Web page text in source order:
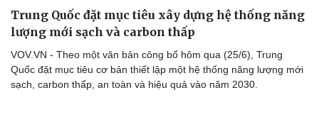
Trung Quốc đặt mục tiêu xây dựng hệ thống năng
lượng mới sạch và carbon thấp
VOV.VN - Theo một văn bản công bố hôm qua (25/6), Trung
Quốc đặt mục tiêu cơ bản thiết lập một hệ thống năng lượng mới
sạch, carbon thấp, an toàn và hiệu quả vào năm 2030.